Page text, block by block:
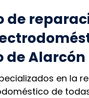
de
de Alarcón
en la
de